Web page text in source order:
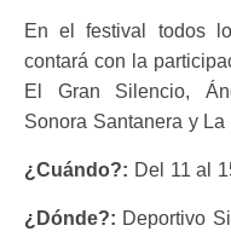
En el festival todos
contará con la
El Gran Silencio,
Sonora Santanera y
¿Cuándo?: Del 11 al
¿Dónde?: Deportivo